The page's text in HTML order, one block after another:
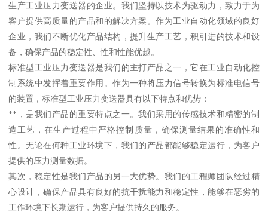
生产工业压力变送器的企业。我们坚持以技术为驱动力，致力于为
客户提供高质量的产品和的解决方案。作为工业自动化领域的良好
企业，我们不断优化产品结构，提升生产工艺，积引进的技术和设
备，确保产品的稳定性、性和性能优越。
标准型工业压力变送器是我们的主打产品之一，它在工业自动化控
制系统中发挥着重要作用。作为一种将压力信号转换为标准电信号
的装置，标准型工业压力变送器具有以下特点和优势：
**，是我们产品的重要特点之一。我们采用的传感技术和精密的制
造工艺，在生产过程中严格控制质量，确保测量结果的准确性和
性。无论在何种工业环境下，我们的产品都能够稳定运行，为客户
提供的压力测量数据。
其次，稳定性是我们产品的另一大优势。我们的工程师团队经过精
心设计，确保产品具有良好的抗干扰能力和稳定性，能够在恶劣的
工作环境下长期运行，为客户提供持久的服务。